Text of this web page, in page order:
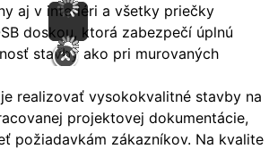
aj v interiéri a všetky priečky
doskou, ktorá zabezpečí úplnú
stavby ako pri murovaných
realizovať vysokokvalitné stavby na
projektovej dokumentácie,
požiadavkám zákazníkov. Na kvalite